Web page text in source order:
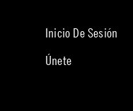
Inicio De Sesión
Únete